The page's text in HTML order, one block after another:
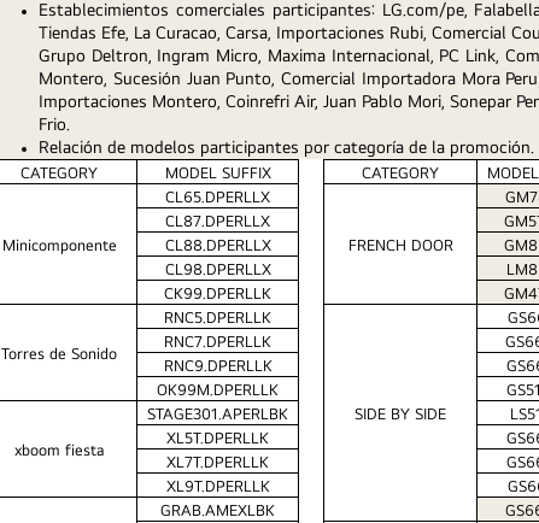
Establecimientos comerciales participantes: LG.com/pe,
Tiendas Efe, La Curacao, Carsa, Importaciones Rubi, Comercial
Grupo Deltron, Ingram Micro, Maxima Internacional, PC Link,
Montero, Sucesión Juan Punto, Comercial Importadora Mora
Importaciones Montero, Coinrefri Air, Juan Pablo Mori, Sonepar
Frio.
Relación de modelos participantes por categoría de la promoción.
CATEGORY MODEL SUFFIX CATEGORY
Minicomponente
CL65.DPERLLX
FRENCH DOOR
CL87.DPERLLX
CL88.DPERLLX
CL98.DPERLLX
CK99.DPERLLK
Torres de Sonido
RNC5.DPERLLK
SIDE BY SIDE
RNC7.DPERLLK
RNC9.DPERLLK
OK99M.DPERLLK
xboom fiesta
STAGE301.APERLBK
XL5T.DPERLLK
XL7T.DPERLLK
XL9T.DPERLLK
GRAB.AMEXLBK